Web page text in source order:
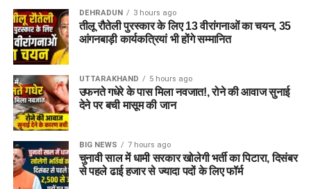
आवेदन और पंजीकरण प्रक्रिया (How
to Register)
भाग लेने के लिए अभ्यर्थियों का पंजीकरण04 अगस्त, 2026 से शुरू हो
चुका है। इच्छुक अभ्यर्थी साक्षात्कार में शामिल होने से पहले किसी भी कार्य
दिवस में कार्यालय पहुंचकर अपना पंजीकरण करा सकते हैं।
आवश्यक दस्तावेज (Documents
Required):
DEHRADUN 3 hours ago
तीलू रौतेली पुरस्कार के लिए 13 वीरांगनाओं का चयन, 35
आंगनबाड़ी कार्यकत्रियां भी होंगे सम्मानित
UTTARAKHAND 5 hours ago
उफनते गधेरे के पास मिला नवजात!, रोने की आवाज सुनाई
देने पर बची मासूम की जान
BIG NEWS 7 hours ago
चुनावी साल में धामी सरकार खोलेगी भर्ती का पिटारा, दिसंबर
से पहले ढाई हजार से ज्यादा पदों के लिए फॉर्म